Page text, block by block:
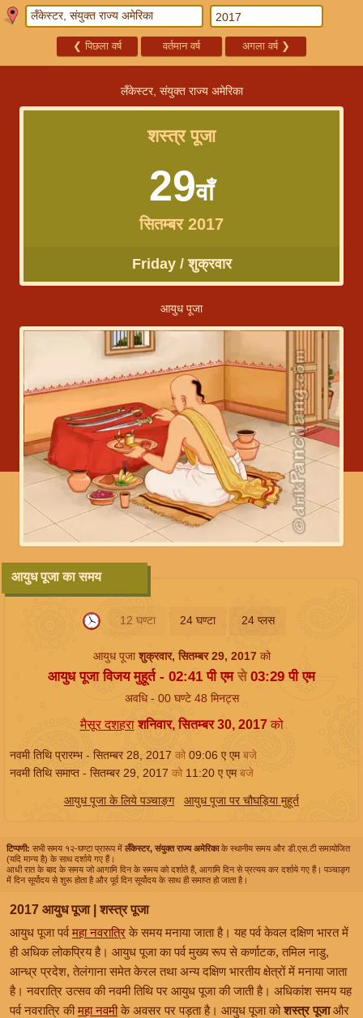
❮ पिछला वर्ष वर्तमान वर्ष अगला वर्ष ❯
लँकेस्टर, संयुक्त राज्य अमेरिका
शस्त्र पूजा
29वाँ
सितम्बर 2017
Friday / शुक्रवार
आयुध पूजा
12 घण्टा 24 घण्टा 24 प्लस
आयुध पूजा का समय
आयुध पूजाशुक्रवार, सितम्बर 29, 2017को
आयुध पूजा विजय मुहूर्त - 02:41पी एम से 03:29पी एम
अवधि - 00 घण्टे48 मिनट्स
मैसूर दशहरा शनिवार, सितम्बर 30, 2017को
नवमी तिथि प्रारम्भ - सितम्बर 28, 2017 को 09:06 ए एम बजे
नवमी तिथि समाप्त - सितम्बर 29, 2017 को 11:20 ए एम बजे
आयुध पूजा के लिये पञ्चाङ्ग आयुध पूजा पर चौघड़िया मुहूर्त
टिप्पणी: सभी समय १२-घण्टा प्रारूप में लँकेस्टर, संयुक्त राज्य अमेरिकाके स्थानीय समय और डी.एस.टी समायोजित
(यदि मान्य है) के साथ दर्शाये गए हैं।
आधी रात के बाद के समय जो आगामि दिन के समय को दर्शाते हैं, आगामि दिन से प्रत्यय कर दर्शाये गए हैं। पञ्चाङ्ग
में दिन सूर्योदय से शुरू होता है और पूर्व दिन सूर्योदय के साथ ही समाप्त हो जाता है।
2017 आयुध पूजा | शस्त्र पूजा
आयुध पूजा पर्वमहा नवरात्रि के समय मनाया जाता है। यह पर्व केवल दक्षिण भारत में
ही अधिक लोकप्रिय है। आयुध पूजा का पर्व मुख्य रूप से कर्णाटक, तमिल नाडु,
आन्ध्र प्रदेश, तेलंगाना समेत केरल तथा अन्य दक्षिण भारतीय क्षेत्रों में मनाया जाता
है। नवरात्रि उत्सव की नवमी तिथि पर आयुध पूजा की जाती है। अधिकांश समय यह
पर्व नवरात्रि कीमहा नवमीके अवसर पर पड़ता है। आयुध पूजा कोशस्त्र पूजाऔर